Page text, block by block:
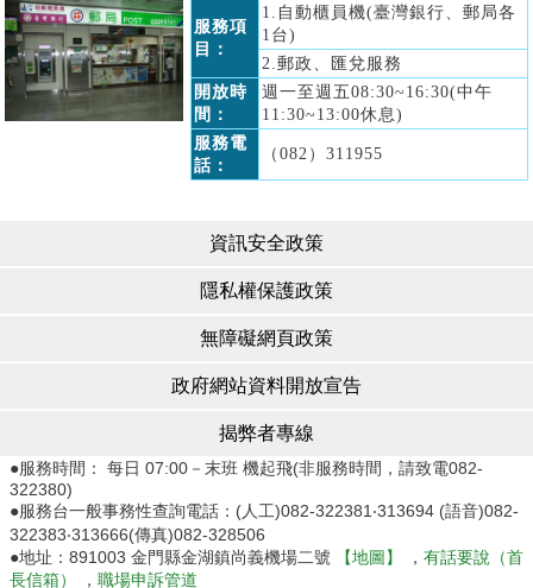
服務項
目：
1.自動櫃員機(臺灣銀行、郵局各
1台)
2.郵政、匯兌服務
開放時
間：
週一至週五08:30~16:30(中午
11:30~13:00休息)
服務電
話：
（082）311955
資訊安全政策
隱私權保護政策
無障礙網頁政策
政府網站資料開放宣告
揭弊者專線
●服務時間： 每日 07:00－末班 機起飛(非服務時間，請致電082-
322380)
●服務台一般事務性查詢電話：(人工)082-322381‧313694 (語音)082-
322383‧313666(傳真)082-328506
●地址：891003 金門縣金湖鎮尚義機場二號
【地圖】 ， 有話要說（首
長信箱）
， 職場申訴管道